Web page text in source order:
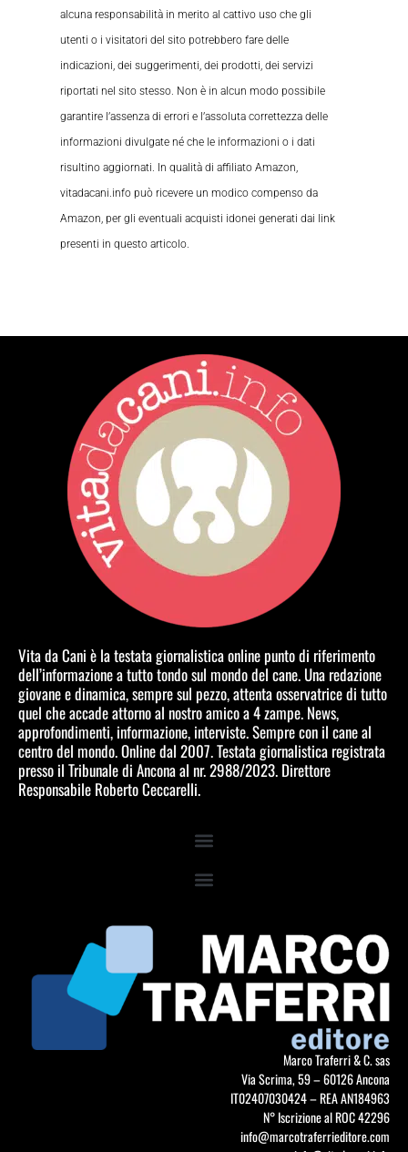
alcuna responsabilità in merito al cattivo uso che gli
utenti o i visitatori del sito potrebbero fare delle
indicazioni, dei suggerimenti, dei prodotti, dei servizi
riportati nel sito stesso. Non è in alcun modo possibile
garantire l’assenza di errori e l’assoluta correttezza delle
informazioni divulgate né che le informazioni o i dati
risultino aggiornati. In qualità di affiliato Amazon,
vitadacani.info può ricevere un modico compenso da
Amazon, per gli eventuali acquisti idonei generati dai link
presenti in questo articolo.
Vita da Cani è la testata giornalistica online punto di riferimento
dell’informazione a tutto tondo sul mondo del cane. Una redazione
giovane e dinamica, sempre sul pezzo, attenta osservatrice di tutto
quel che accade attorno al nostro amico a 4 zampe. News,
approfondimenti, informazione, interviste. Sempre con il cane al
centro del mondo. Online dal 2007. Testata giornalistica registrata
presso il Tribunale di Ancona al nr. 2988/2023. Direttore
Responsabile Roberto Ceccarelli.
Marco Traferri & C. sas
Via Scrima, 59 – 60126 Ancona
IT02407030424 – REA AN184963
N° Iscrizione al ROC 42296
info@marcotraferrieditore.com